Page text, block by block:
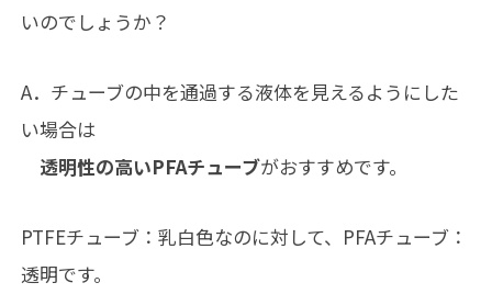
いのでしょうか？
A．チューブの中を通過する液体を見えるようにした
い場合は
透明性の高いPFAチューブがおすすめです。
PTFEチューブ：乳白色なのに対して、PFAチューブ：
透明です。